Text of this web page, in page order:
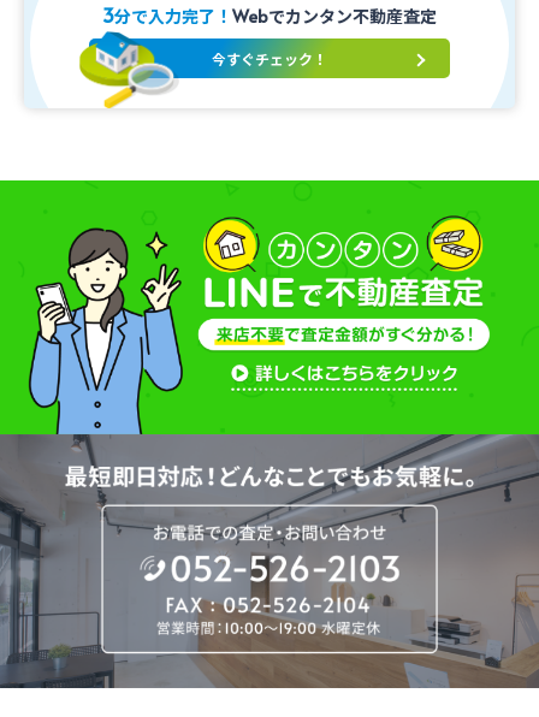
3分で入力完了！ Webでカンタン不動産査定
今すぐチェック！